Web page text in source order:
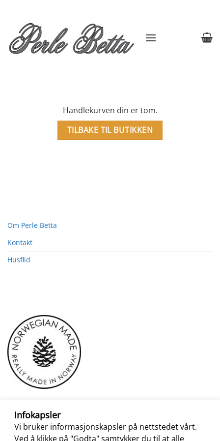
Infokapsler
Vi bruker informasjonskapsler på nettstedet vårt.
Ved å klikke på "Godta" samtykker du til at alle
content
Handlekurven din er tom.
TILBAKE TIL BUTIKKEN
Om Perle Betta
Kontakt
Husflid